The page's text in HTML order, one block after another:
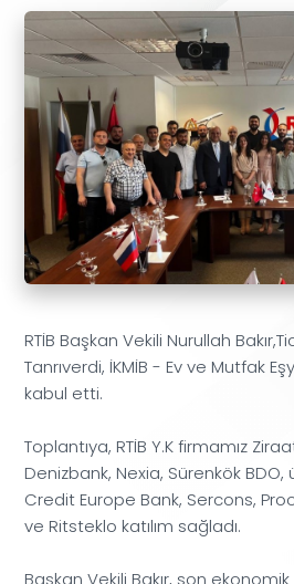
RTİB Başkan Vekili Nurullah
Tanrıverdi, İKMİB - Ev ve Mutfak
kabul etti.
Toplantıya, RTİB Y.K firmamız
Denizbank, Nexia, Sürenkök BDO,
Credit Europe Bank, Sercons,
ve Ritsteklo katılım sağladı.